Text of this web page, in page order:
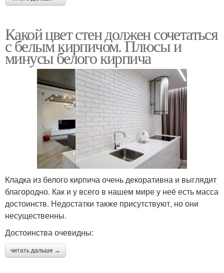
Какой цвет стен должен сочетаться
с белым кирпичом. Плюсы и
минусы белого кирпича
Кладка из белого кирпича очень декоративна и выглядит
благородно. Как и у всего в нашем мире у неё есть масса
достоинств. Недостатки также присутствуют, но они
несущественны.
Достоинства очевидны:
читать дальше →